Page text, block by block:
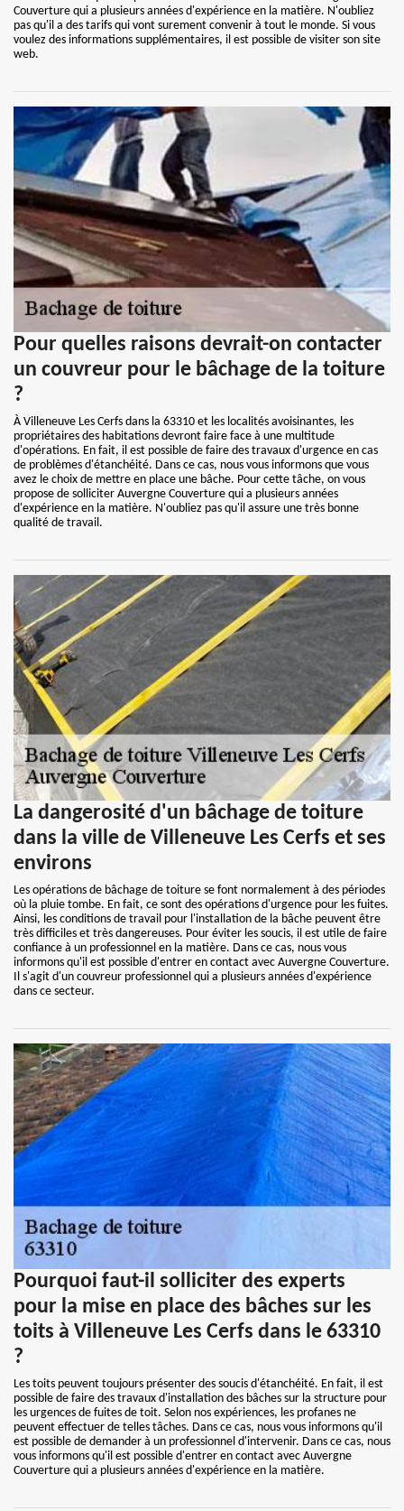
Couverture qui a plusieurs années d'expérience en la matière. N'oubliez
pas qu'il a des tarifs qui vont surement convenir à tout le monde. Si vous
voulez des informations supplémentaires, il est possible de visiter son site
web.
Pour quelles raisons devrait-on contacter
un couvreur pour le bâchage de la toiture
?
À Villeneuve Les Cerfs dans la 63310 et les localités avoisinantes, les
propriétaires des habitations devront faire face à une multitude
d'opérations. En fait, il est possible de faire des travaux d'urgence en cas
de problèmes d'étanchéité. Dans ce cas, nous vous informons que vous
avez le choix de mettre en place une bâche. Pour cette tâche, on vous
propose de solliciter Auvergne Couverture qui a plusieurs années
d'expérience en la matière. N'oubliez pas qu'il assure une très bonne
qualité de travail.
La dangerosité d'un bâchage de toiture
dans la ville de Villeneuve Les Cerfs et ses
environs
Les opérations de bâchage de toiture se font normalement à des périodes
où la pluie tombe. En fait, ce sont des opérations d'urgence pour les fuites.
Ainsi, les conditions de travail pour l'installation de la bâche peuvent être
très difficiles et très dangereuses. Pour éviter les soucis, il est utile de faire
confiance à un professionnel en la matière. Dans ce cas, nous vous
informons qu'il est possible d'entrer en contact avec Auvergne Couverture.
Il s'agit d'un couvreur professionnel qui a plusieurs années d'expérience
dans ce secteur.
Pourquoi faut-il solliciter des experts
pour la mise en place des bâches sur les
toits à Villeneuve Les Cerfs dans le 63310
?
Les toits peuvent toujours présenter des soucis d'étanchéité. En fait, il est
possible de faire des travaux d'installation des bâches sur la structure pour
les urgences de fuites de toit. Selon nos expériences, les profanes ne
peuvent effectuer de telles tâches. Dans ce cas, nous vous informons qu'il
est possible de demander à un professionnel d'intervenir. Dans ce cas, nous
vous informons qu'il est possible d'entrer en contact avec Auvergne
Couverture qui a plusieurs années d'expérience en la matière.